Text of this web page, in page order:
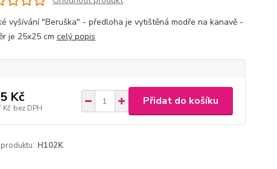
vyšívání "Beruška" - předloha je vytištěná modře na kanavě -
je 25x25 cm celý popis
Kč
Kč bez DPH
Přidat do košíku
H102K